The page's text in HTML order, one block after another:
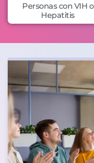
Personas con VIH o
Hepatitis